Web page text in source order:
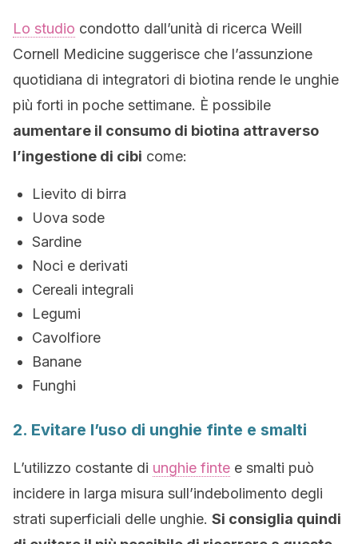
Lo studio condotto dall’unità di ricerca Weill
Cornell Medicine suggerisce che l’assunzione
quotidiana di integratori di biotina rende le unghie
più forti in poche settimane. È possibile
aumentare il consumo di biotina attraverso
l’ingestione di cibi come:
Lievito di birra
Uova sode
Sardine
Noci e derivati
Cereali integrali
Legumi
Cavolfiore
Banane
Funghi
2. Evitare l’uso di unghie finte e smalti
L’utilizzo costante di unghie finte e smalti può
incidere in larga misura sull’indebolimento degli
strati superficiali delle unghie. Si consiglia quindi